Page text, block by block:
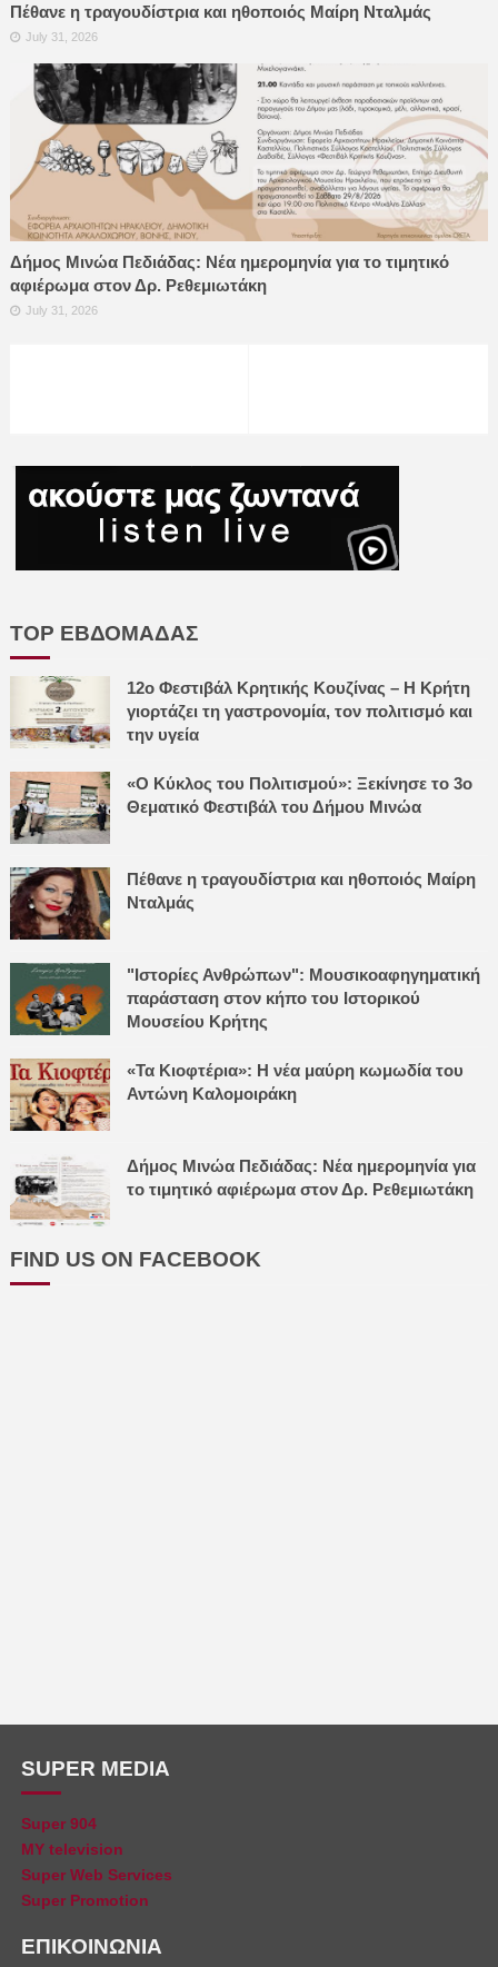
Πέθανε η τραγουδίστρια και ηθοποιός Μαίρη Νταλμάς
July 31, 2026
Δήμος Μινώα Πεδιάδας: Νέα ημερομηνία για το τιμητικό
αφιέρωμα στον Δρ. Ρεθεμιωτάκη
July 31, 2026
TOP ΕΒΔΟΜΑΔΑΣ
12ο Φεστιβάλ Κρητικής Κουζίνας – Η Κρήτη
γιορτάζει τη γαστρονομία, τον πολιτισμό και
την υγεία
«Ο Κύκλος του Πολιτισμού»: Ξεκίνησε το 3ο
Θεματικό Φεστιβάλ του Δήμου Μινώα
Πέθανε η τραγουδίστρια και ηθοποιός Μαίρη
Νταλμάς
"Ιστορίες Ανθρώπων": Μουσικοαφηγηματική
παράσταση στον κήπο του Ιστορικού
Μουσείου Κρήτης
«Τα Κιοφτέρια»: Η νέα μαύρη κωμωδία του
Αντώνη Καλομοιράκη
Δήμος Μινώα Πεδιάδας: Νέα ημερομηνία για
το τιμητικό αφιέρωμα στον Δρ. Ρεθεμιωτάκη
FIND US ON FACEBOOK
SUPER MEDIA
Super 904
MY television
Super Web Services
Super Promotion
ΕΠΙΚΟΙΝΩΝΙΑ